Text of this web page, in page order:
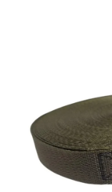
PRODEJNA